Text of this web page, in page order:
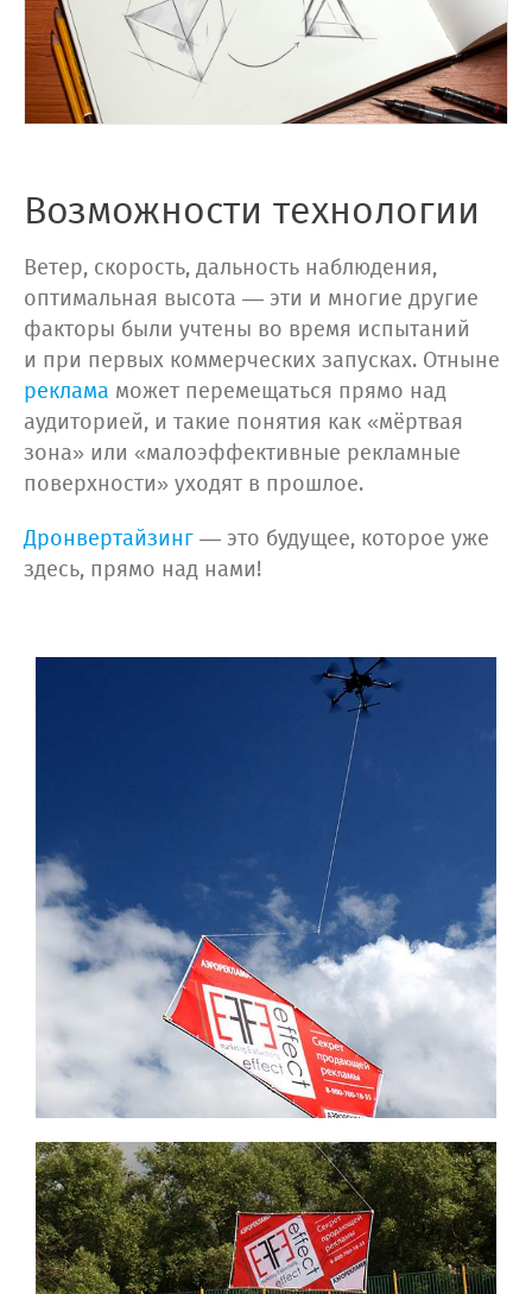
Возможности технологии
Ветер, скорость, дальность наблюдения,
оптимальная высота — эти и многие другие
факторы были учтены во время испытаний
и при первых коммерческих запусках. Отныне
реклама может перемещаться прямо над
аудиторией, и такие понятия как «мёртвая
зона» или «малоэффективные рекламные
поверхности» уходят в прошлое.
Дронвертайзинг— это будущее, которое уже
здесь, прямо над нами!